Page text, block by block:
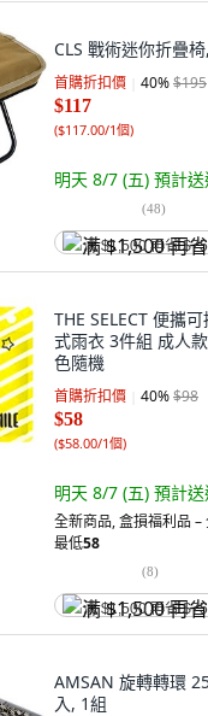
CLS 戰術迷你折疊
首購折扣價 40%$195
$117
($117.00/1個)
明天 8/7 (五) 預計送
(48)
满 $1,500 再省
THE SELECT 便攜
式雨衣 3件組 成人
色隨機
首購折扣價 40%$98
$58
($58.00/1個)
明天 8/7 (五) 預計送
全新商品,盒損福利品 –
最低58
(8)
满 $1,500 再省
AMSAN 旋轉轉環
入, 1組